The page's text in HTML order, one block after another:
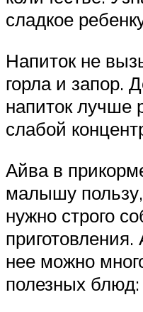
сладкое
Напиток не
горла и запор.
напиток лучше
слабой
Айва в
малышу пользу,
нужно строго
приготовления.
нее можно
полезных блюд: